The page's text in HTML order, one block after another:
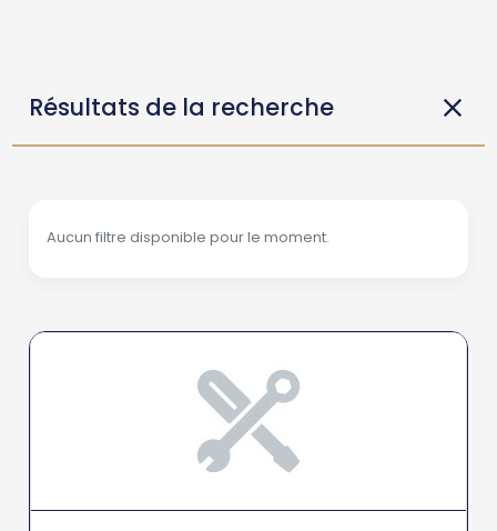
Résultats de la recherche
Aucun filtre disponible pour le moment.